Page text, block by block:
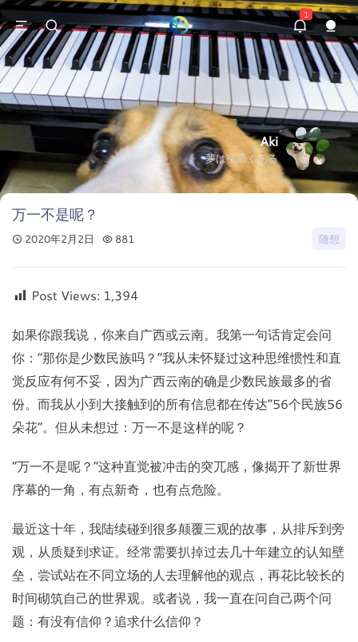
1
Aki
夢は空高くある
万一不是呢？
2020年2月2日 881 随想
Post Views: 1,394
如果你跟我说，你来自广西或云南。我第一句话肯定会问
你：“那你是少数民族吗？”我从未怀疑过这种思维惯性和直
觉反应有何不妥，因为广西云南的确是少数民族最多的省
份。而我从小到大接触到的所有信息都在传达“56个民族56
朵花”。但从未想过：万一不是这样的呢？
“万一不是呢？”这种直觉被冲击的突兀感，像揭开了新世界
序幕的一角，有点新奇，也有点危险。
最近这十年，我陆续碰到很多颠覆三观的故事，从排斥到旁
观，从质疑到求证。经常需要扒掉过去几十年建立的认知壁
垒，尝试站在不同立场的人去理解他的观点，再花比较长的
时间砌筑自己的世界观。或者说，我一直在问自己两个问
题：有没有信仰？追求什么信仰？